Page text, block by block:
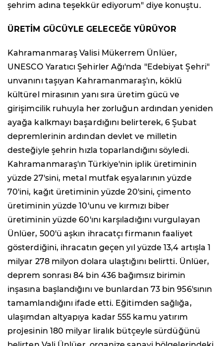
şehrim adına teşekkür ediyorum" diye konuştu.
ÜRETİM GÜCÜYLE GELECEĞE YÜRÜYOR
Kahramanmaraş Valisi Mükerrem Ünlüer,
UNESCO Yaratıcı Şehirler Ağı'nda "Edebiyat Şehri"
unvanını taşıyan Kahramanmaraş'ın, köklü
kültürel mirasının yanı sıra üretim gücü ve
girişimcilik ruhuyla her zorluğun ardından yeniden
ayağa kalkmayı başardığını belirterek, 6 Şubat
depremlerinin ardından devlet ve milletin
desteğiyle şehrin hızla toparlandığını söyledi.
Kahramanmaraş'ın Türkiye'nin iplik üretiminin
yüzde 27'sini, metal mutfak eşyalarının yüzde
70'ini, kağıt üretiminin yüzde 20'sini, çimento
üretiminin yüzde 10'unu ve kırmızı biber
üretiminin yüzde 60'ını karşıladığını vurgulayan
Ünlüer, 500'ü aşkın ihracatçı firmanın faaliyet
gösterdiğini, ihracatın geçen yıl yüzde 13,4 artışla 1
milyar 278 milyon dolara ulaştığını belirtti. Ünlüer,
deprem sonrası 84 bin 436 bağımsız birimin
inşasına başlandığını ve bunlardan 73 bin 956'sının
tamamlandığını ifade etti. Eğitimden sağlığa,
ulaşımdan altyapıya kadar 555 kamu yatırım
projesinin 180 milyar liralık bütçeyle sürdüğünü